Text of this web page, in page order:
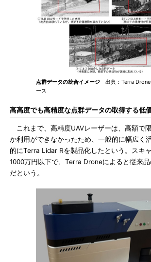
点群データの統合イメージ 出典：Terra Drone
ース
高高度でも高精度な点群データの取得する低
これまで、高精度UAVレーザーは、高額で
か利用ができなかったため、一般的に幅広く
的にTerra Lidar Rを製品化したという。スキ
1000万円以下で、Terra Droneによると従来
だという。